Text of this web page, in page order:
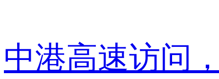
中港高速访问